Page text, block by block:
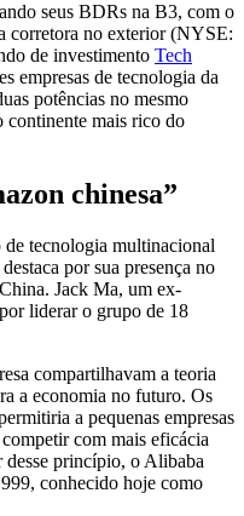
seus BDRs na B3, com o
corretora no exterior (NYSE:
de investimento Tech
empresas de tecnologia da
potências no mesmo
continente mais rico do
chinesa”
tecnologia multinacional
por sua presença no
Jack Ma, um ex-
liderar o grupo de 18
compartilhavam a teoria
a economia no futuro. Os
a pequenas empresas
com mais eficácia
desse princípio, o Alibaba
conhecido hoje como